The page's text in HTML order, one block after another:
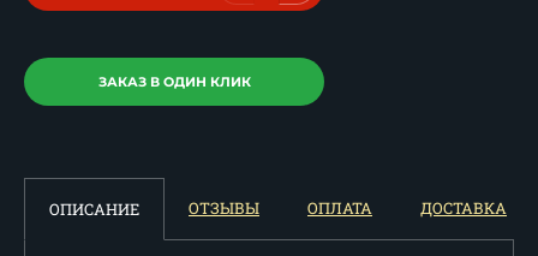
ЗАКАЗ В ОДИН КЛИК
ОПИСАНИЕ ОТЗЫВЫ ОПЛАТА ДОСТАВКА